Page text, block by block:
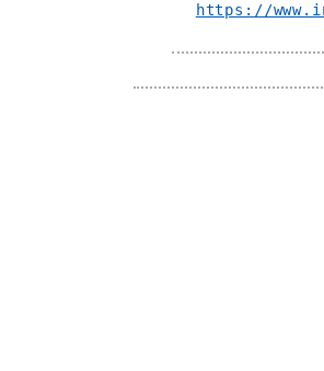
https://